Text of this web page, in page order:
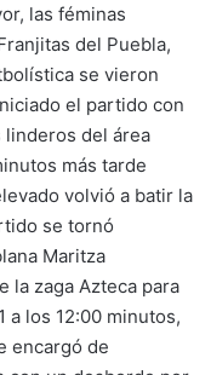
las féminas
del Puebla,
se vieron
el partido con
linderos del área
más tarde
volvió a batir la
se tornó
Maritza
la zaga Azteca para
a los 12:00 minutos,
encargó de